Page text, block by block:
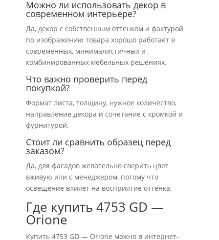
Можно ли использовать декор в
современном интерьере?
Да, декор с собственным оттенком и фактурой
по изображению товара хорошо работает в
современных, минималистичных и
комбинированных мебельных решениях.
Что важно проверить перед
покупкой?
Формат листа, толщину, нужное количество,
направление декора и сочетание с кромкой и
фурнитурой.
Стоит ли сравнить образец перед
заказом?
Да, для фасадов желательно сверить цвет
вживую или с менеджером, потому что
освещение влияет на восприятие оттенка.
Где купить 4753 GD —
Orione
Купить 4753 GD — Orione можно в интернет-